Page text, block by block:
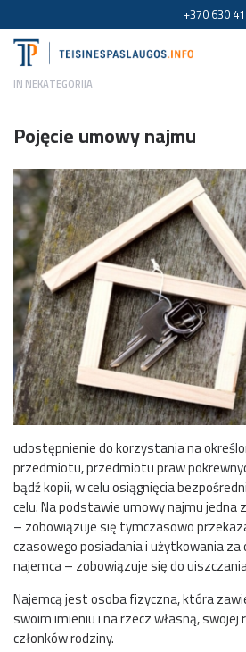
+370 630
IN NEKATEGORIJA
Pojęcie umowy najmu
udostępnienie do korzystania na
przedmiotu, przedmiotu praw
bądź kopii, w celu osiągnięcia
celu. Na podstawie umowy najmu jedna
– zobowiązuje się tymczasowo
czasowego posiadania i użytkowania
najemca – zobowiązuje się do
Najemcą jest osoba fizyczna, która
swoim imieniu i na rzecz własną, swojej
członków rodziny.